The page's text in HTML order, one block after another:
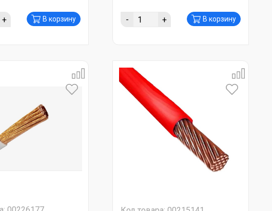
+ В корзину - + В корзину